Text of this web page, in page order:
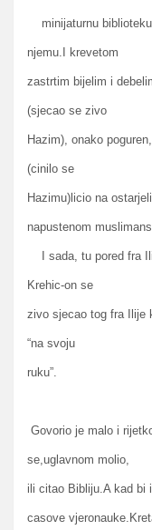
minijaturnu
njemu.I krevetom
zastrtim bijelim i
(sjecao se zivo
Hazim), onako
(cinilo se
Hazimu)licio na
napustenom
I sada, tu pored fra
Krehic-on se
zivo sjecao tog fra Ilije
“na svoju
ruku”.
Govorio je malo i
se,uglavnom molio,
ili citao Bibliju.A kad bi
casove